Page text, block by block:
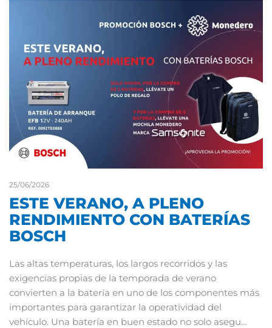
25/06/2026
ESTE VERANO, A PLENO
RENDIMIENTO CON BATERÍAS
BOSCH
Las altas temperaturas, los largos recorridos y las
exigencias propias de la temporada de verano
convierten a la batería en uno de los componentes más
importantes para garantizar la operatividad del
vehículo. Una batería en buen estado no solo asegu…